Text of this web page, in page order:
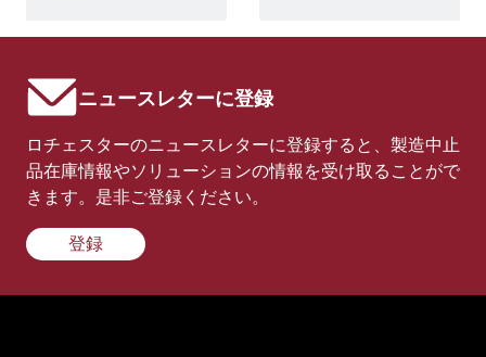
ニュースレターに登録
ロチェスターのニュースレターに登録すると、製造中止
品在庫情報やソリューションの情報を受け取ることがで
きます。是非ご登録ください。
登録